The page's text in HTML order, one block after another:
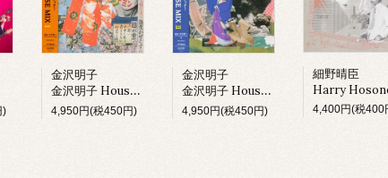
)
金沢明子
金沢明子 House Mix I (LP)
4,950円(税450円)
金沢明子
金沢明子 House Mix II (LP)
4,950円(税450円)
細野晴臣
Harry Hosono & Tin Pan Alley In China Town
4,400円(税400